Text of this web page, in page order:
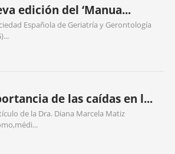
edición del ‘Manua...
Española de Geriatría y Gerontología
de las caídas en l...
de la Dra. Diana Marcela Matiz